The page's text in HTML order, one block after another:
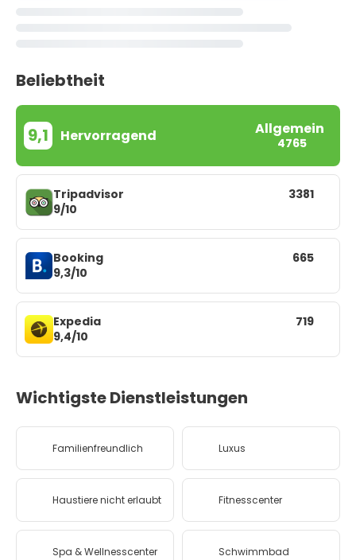
Beliebtheit
9,1 Hervorragend Allgemein
4765
Tripadvisor
9/10
3381
Booking
9,3/10
665
Expedia
9,4/10
719
Wichtigste Dienstleistungen
Familienfreundlich Luxus
Haustiere nicht erlaubt Fitnesscenter
Spa & Wellnesscenter Schwimmbad